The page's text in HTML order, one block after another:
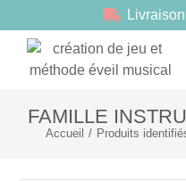
FAMILLE
Vous êtes ici :
Accueil Produits